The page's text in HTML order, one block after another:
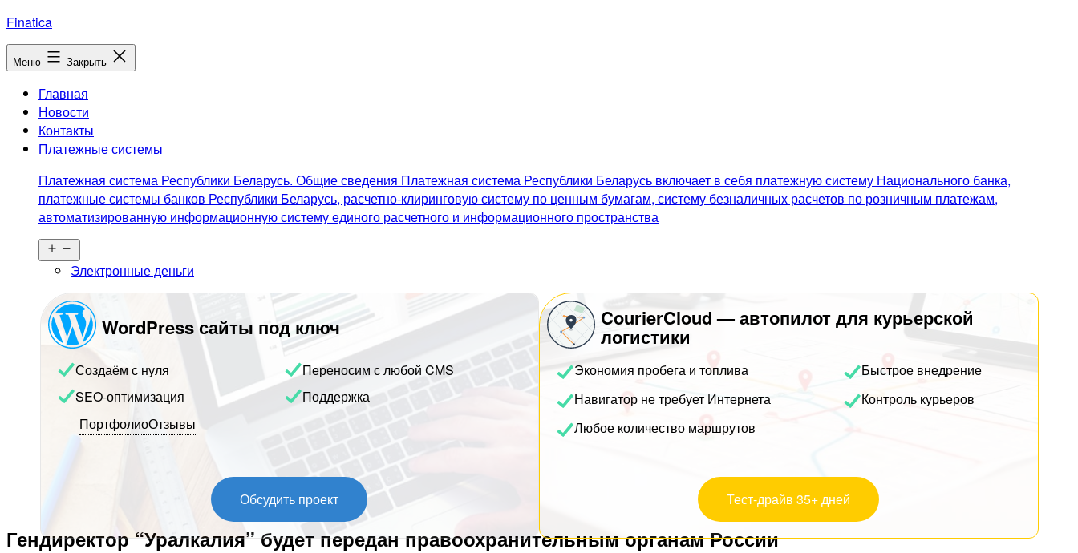
Перейти
к
содержимому
Finatica
Меню Закрыть
Главная
Новости
Контакты
Платежные системы
Платежная система Республики Беларусь. Общие сведения Платежная система Республики Беларусь включает в себя платежную систему Национального банка,
платежные системы банков Республики Беларусь, расчетно-клиринговую систему по ценным бумагам, систему безналичных расчетов по розничным платежам,
автоматизированную информационную систему единого расчетного и информационного пространства
меню
Электронные деньги
WordPress сайты под ключ
Создаём с нуля
Переносим с любой CMS
SEO-оптимизация
Поддержка
ПортфолиоОтзывы
Обсудить проект
CourierCloud — автопилот для курьерской
логистики
Экономия пробега и топлива
Быстрое внедрение
Навигатор не требует Интернета
Контроль курьеров
Любое количество маршрутов
Тест-драйв 35+ дней
Гендиректор “Уралкалия” будет передан правоохранительным органам России